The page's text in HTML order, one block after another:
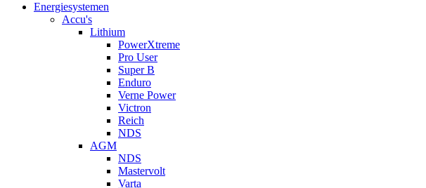
Energiesystemen
Accu's
Lithium
PowerXtreme
Pro User
Super B
Enduro
Verne Power
Victron
Reich
NDS
AGM
NDS
Mastervolt
Varta